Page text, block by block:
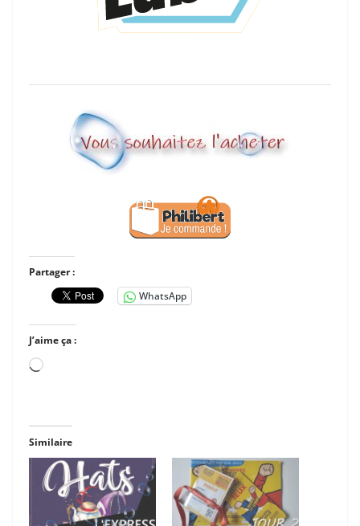
Partager :
WhatsApp
J’aime ça :
Chargement…
Similaire